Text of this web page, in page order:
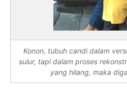
Konon, tubuh candi dalam
sulur, tapi dalam proses
yang hilang, maka